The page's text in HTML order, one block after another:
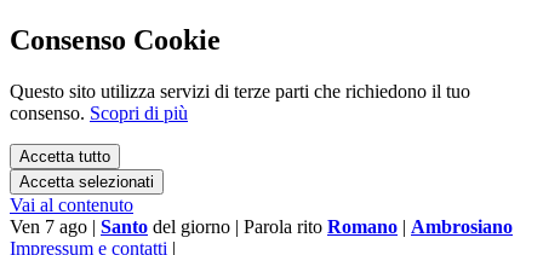
Consenso Cookie
Questo sito utilizza servizi di terze parti che richiedono il tuo
consenso. Scopri di più
Accetta tutto
Accetta selezionati
Vai al contenuto
Ven 7 ago | Santo del giorno | Parola rito Romano | Ambrosiano
Impressum e contatti |